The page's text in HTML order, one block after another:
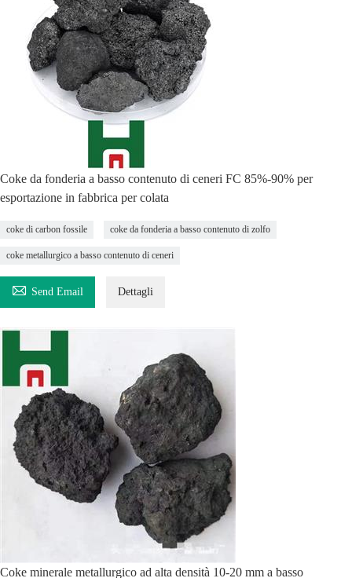
Coke da fonderia a basso contenuto di ceneri FC 85%-90% per
esportazione in fabbrica per colata
coke di carbon fossile coke da fonderia a basso contenuto di zolfo
coke metallurgico a basso contenuto di ceneri
 Send Email Dettagli
Coke minerale metallurgico ad alta densità 10-20 mm a basso